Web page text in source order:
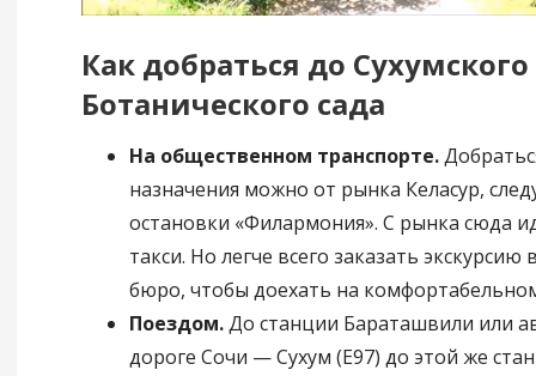
Как добраться до Сухумского
Ботанического сада
На общественном транспорте.
назначения можно от рынка Келасур,
остановки «Филармония». С рынка сюда
такси. Но легче всего заказать экскурсию
бюро, чтобы доехать на
Поездом.До станции Бараташвили или
дороге Сочи — Сухум (Е97) до этой же